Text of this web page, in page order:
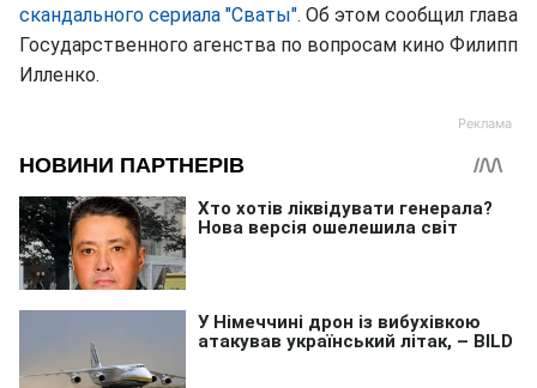
скандального сериала "Сваты". Об этом сообщил глава
Государственного агенства по вопросам кино Филипп
Илленко.